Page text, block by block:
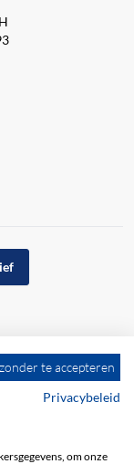
te accepteren
Privacybeleid
om onze